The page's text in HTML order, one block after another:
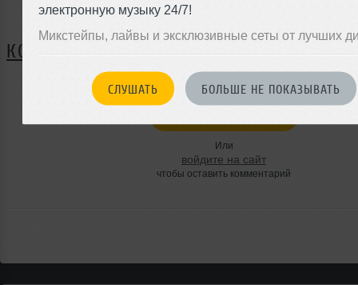
электронную музыку 24/7!
Микстейпы, лайвы и эксклюзивные сеты от лучших
СЛУШАТЬ БОЛЬШЕ НЕ ПОКАЗЫВАТЬ
Нет записей в блоге
КОММЕНТАРИИ
Или
войдите на сайт
чтобы оставить комментарий